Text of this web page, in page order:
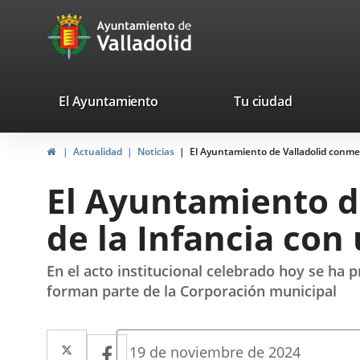
Portal
Web
Ayuntamiento
de
valladolid.es
El Ayuntamiento Tu ciudad
HomeActualidad Noticias El Ayuntamiento de Valladolid
El Ayuntamiento
de la Infancia
En el acto institucional celebrado hoy se ha
forman parte de la Corporación municipal
Twitter
EnlaceFacebook
Enlace
Fecha
19 de noviembre de 2024